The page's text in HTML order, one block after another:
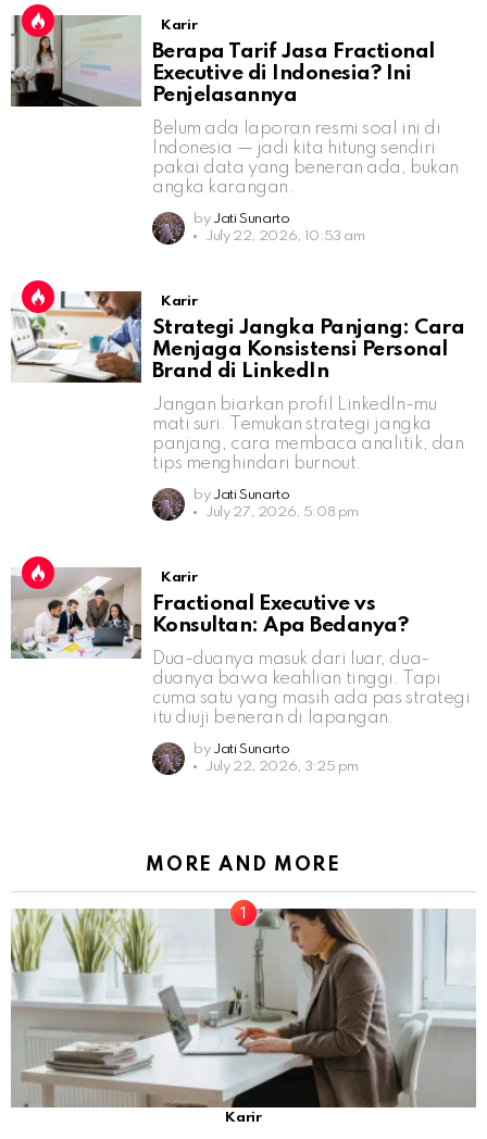
Karir
Berapa Tarif Jasa Fractional
Executive di Indonesia? Ini
Penjelasannya
Belum ada laporan resmi soal ini di
Indonesia — jadi kita hitung sendiri
pakai data yang beneran ada, bukan
angka karangan.
by Jati Sunarto
July 22, 2026, 10:53 am
Karir
Strategi Jangka Panjang: Cara
Menjaga Konsistensi Personal
Brand di LinkedIn
Jangan biarkan profil LinkedIn-mu
mati suri. Temukan strategi jangka
panjang, cara membaca analitik, dan
tips menghindari burnout.
by Jati Sunarto
July 27, 2026, 5:08 pm
Karir
Fractional Executive vs
Konsultan: Apa Bedanya?
Dua-duanya masuk dari luar, dua-
duanya bawa keahlian tinggi. Tapi
cuma satu yang masih ada pas strategi
itu diuji beneran di lapangan.
by Jati Sunarto
July 22, 2026, 3:25 pm
MORE AND MORE
Karir